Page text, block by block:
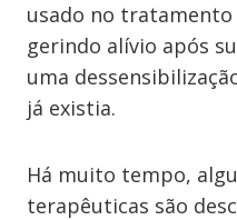
usado no tratamento
gerindo alívio após
uma
já existia.
Há muito tempo,
terapêuticas são